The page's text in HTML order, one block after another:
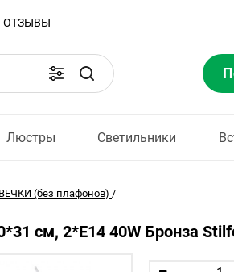
ОТЗЫВЫ
Люстры Светильники
(без плафонов) /
см, 2*E14 40W Бронза